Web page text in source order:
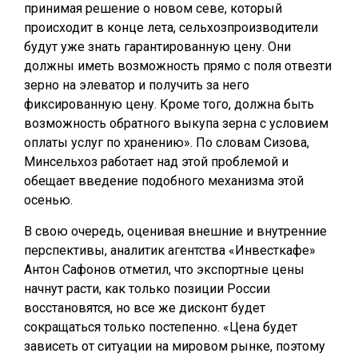
принимая решение о новом севе, который
происходит в конце лета, сельхозпроизводители
будут уже знать гарантированную цену. Они
должны иметь возможность прямо с поля отвезти
зерно на элеватор и получить за него
фиксированную цену. Кроме того, должна быть
возможность обратного выкупа зерна с условием
оплаты услуг по хранению». По словам Сизова,
Минсельхоз работает над этой проблемой и
обещает введение подобного механизма этой
осенью.
В свою очередь, оценивая внешние и внутренние
перспективы, аналитик агентства «Инвесткафе»
Антон Сафонов отметил, что экспортные цены
начнут расти, как только позиции России
восстановятся, но все же дисконт будет
сокращаться только постепенно. «Цена будет
зависеть от ситуации на мировом рынке, поэтому